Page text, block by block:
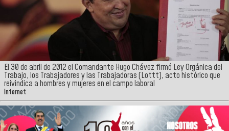
El 30 de abril de 2012 el Comandante Hugo Chávez firmó Ley Orgánica del
Trabajo, los Trabajadores y las Trabajadoras (Lottt), acto histórico que
reivindica a hombres y mujeres en el campo laboral
Internet